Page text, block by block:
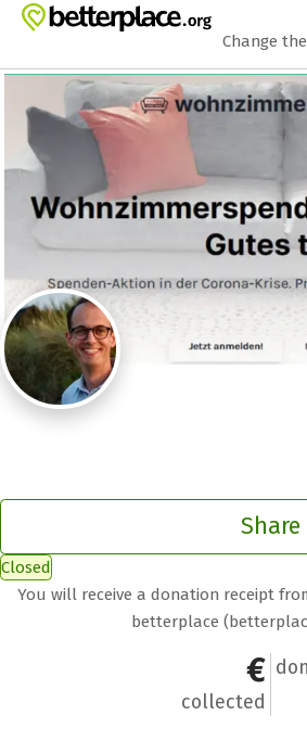
Zum Hauptinhalt springen
Erklärung zur Barrierefreiheit
Change
Share
Closed
You will receive a donation receipt
betterplace
collected
27